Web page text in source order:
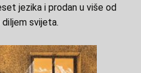
jezika i prodan u više od
diljem svijeta.